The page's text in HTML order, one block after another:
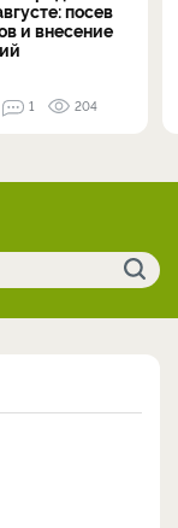
посев
и внесение
1 204